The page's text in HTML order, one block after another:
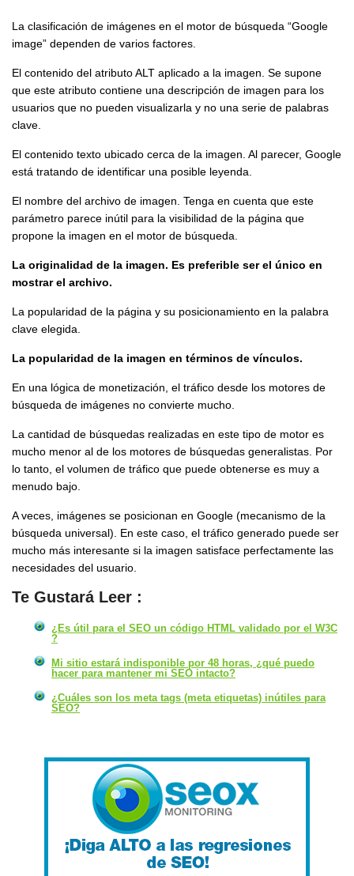
La clasificación de imágenes en el motor de búsqueda “Google
image” dependen de varios factores.
El contenido del atributo ALT aplicado a la imagen. Se supone
que este atributo contiene una descripción de imagen para los
usuarios que no pueden visualizarla y no una serie de palabras
clave.
El contenido texto ubicado cerca de la imagen. Al parecer, Google
está tratando de identificar una posible leyenda.
El nombre del archivo de imagen. Tenga en cuenta que este
parámetro parece inútil para la visibilidad de la página que
propone la imagen en el motor de búsqueda.
La originalidad de la imagen. Es preferible ser el único en
mostrar el archivo.
La popularidad de la página y su posicionamiento en la palabra
clave elegida.
La popularidad de la imagen en términos de vínculos.
En una lógica de monetización, el tráfico desde los motores de
búsqueda de imágenes no convierte mucho.
La cantidad de búsquedas realizadas en este tipo de motor es
mucho menor al de los motores de búsquedas generalistas. Por
lo tanto, el volumen de tráfico que puede obtenerse es muy a
menudo bajo.
A veces, imágenes se posicionan en Google (mecanismo de la
búsqueda universal). En este caso, el tráfico generado puede ser
mucho más interesante si la imagen satisface perfectamente las
necesidades del usuario.
Te Gustará Leer :
¿Es útil para el SEO un código HTML validado por el W3C
?
Mi sitio estará indisponible por 48 horas, ¿qué puedo
hacer para mantener mi SEO intacto?
¿Cuáles son los meta tags (meta etiquetas) inútiles para
SEO?